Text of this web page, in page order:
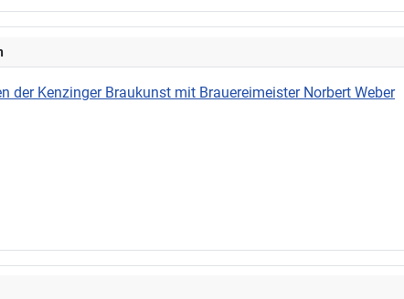
der Kenzinger Braukunst mit Brauereimeister Norbert Weber